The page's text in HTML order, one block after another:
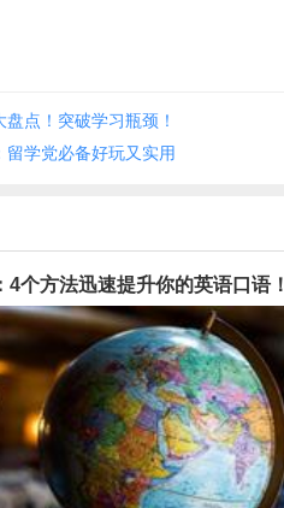
点！突破学习瓶颈！
学党必备好玩又实用
4个方法迅速提升你的英语口语！